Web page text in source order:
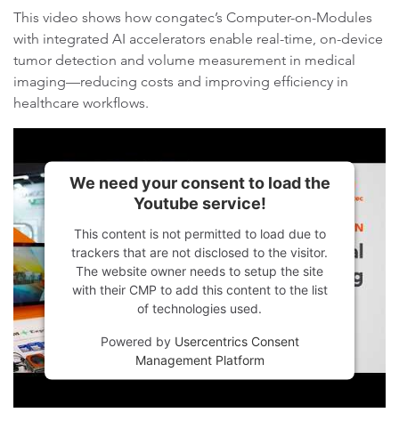
This video shows how congatec’s Computer-on-Modules
with integrated AI accelerators enable real-time, on-device
tumor detection and volume measurement in medical
imaging—reducing costs and improving efficiency in
healthcare workflows.
We need your consent to load the
Youtube service!
This content is not permitted to load due to
trackers that are not disclosed to the visitor.
The website owner needs to setup the site
with their CMP to add this content to the list
of technologies used.
Powered by Usercentrics Consent
Management Platform